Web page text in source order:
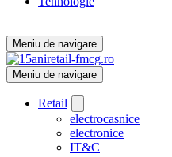
Meniu de navigare
Meniu de navigare
Retail
electrocasnice
electronice
IT&C